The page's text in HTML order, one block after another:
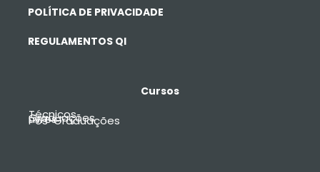
POLÍTICA DE PRIVACIDADE
REGULAMENTOS QI
Cursos
Técnicos
Graduações
Livres
Pós-Graduações